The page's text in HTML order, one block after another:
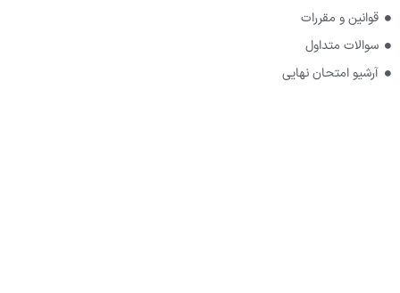
قوانین و مقررات
سوالات متداول
آرشیو امتحان نهایی